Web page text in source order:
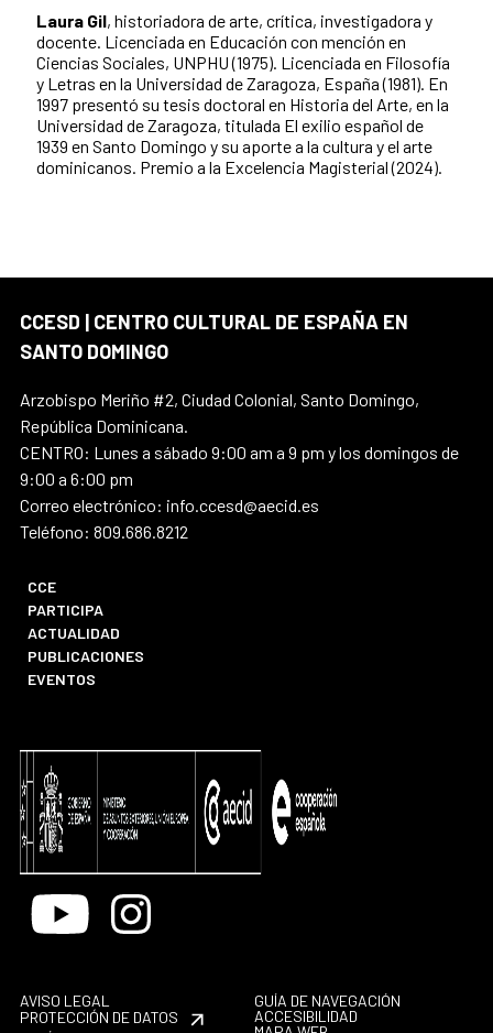
Laura Gil, historiadora de arte, crítica, investigadora y
docente. Licenciada en Educación con mención en
Ciencias Sociales, UNPHU (1975). Licenciada en Filosofía
y Letras en la Universidad de Zaragoza, España (1981). En
1997 presentó su tesis doctoral en Historia del Arte, en la
Universidad de Zaragoza, titulada El exilio español de
1939 en Santo Domingo y su aporte a la cultura y el arte
dominicanos. Premio a la Excelencia Magisterial (2024).
CCESD | CENTRO CULTURAL DE ESPAÑA EN
SANTO DOMINGO
Arzobispo Meriño #2, Ciudad Colonial, Santo Domingo,
República Dominicana.
CENTRO: Lunes a sábado 9:00 am a 9 pm y los domingos de
9:00 a 6:00 pm
Correo electrónico: info.ccesd@aecid.es
Teléfono: 809.686.8212
CCE
PARTICIPA
ACTUALIDAD
PUBLICACIONES
EVENTOS
Youtube Instagram
AVISO LEGAL
PROTECCIÓN DE DATOS
GUÍA DE NAVEGACIÓN
ACCESIBILIDAD